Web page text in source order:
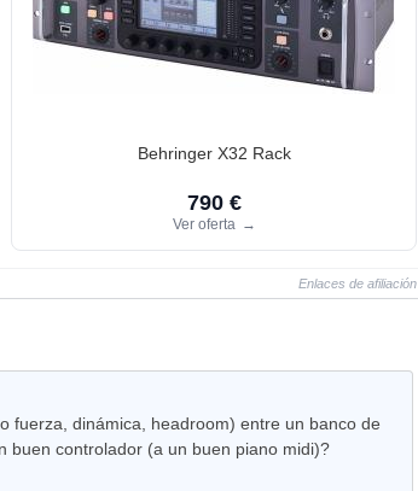
Behringer X32 Rack
790 €
Ver oferta →
Enlaces de afiliación
fuerza, dinámica, headroom) entre un banco de
buen controlador (a un buen piano midi)?